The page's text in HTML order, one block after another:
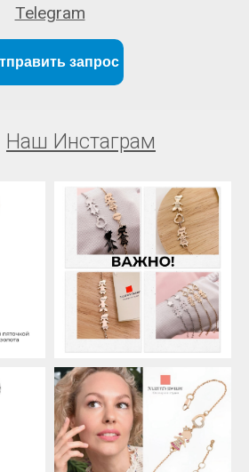
запрос
Telegram
Наш Инстаграм